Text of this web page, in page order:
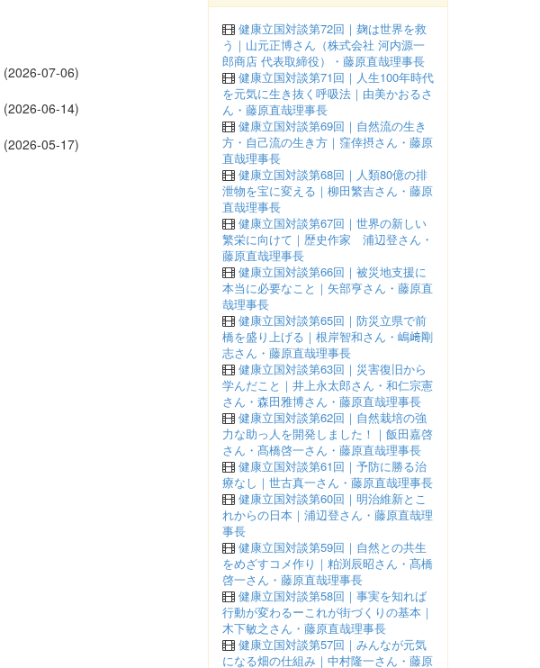
(2026-07-06)
(2026-06-14)
(2026-05-17)
健康立国対談第72回｜麹は世界を救
う｜山元正博さん（株式会社 河内源一
郎商店 代表取締役）・藤原直哉理事長
健康立国対談第71回｜人生100年時代
を元気に生き抜く呼吸法｜由美かおるさ
ん・藤原直哉理事長
健康立国対談第69回｜自然流の生き
方・自己流の生き方｜窪倖摂さん・藤原
直哉理事長
健康立国対談第68回｜人類80億の排
泄物を宝に変える｜柳田繁吉さん・藤原
直哉理事長
健康立国対談第67回｜世界の新しい
繁栄に向けて｜歴史作家 浦辺登さん・
藤原直哉理事長
健康立国対談第66回｜被災地支援に
本当に必要なこと｜矢部亨さん・藤原直
哉理事長
健康立国対談第65回｜防災立県で前
橋を盛り上げる｜根岸智和さん・嶋﨑剛
志さん・藤原直哉理事長
健康立国対談第63回｜災害復旧から
学んだこと｜井上永太郎さん・和仁宗憲
さん・森田雅博さん・藤原直哉理事長
健康立国対談第62回｜自然栽培の強
力な助っ人を開発しました！｜飯田嘉啓
さん・髙橋啓一さん・藤原直哉理事長
健康立国対談第61回｜予防に勝る治
療なし｜世古真一さん・藤原直哉理事長
健康立国対談第60回｜明治維新とこ
れからの日本｜浦辺登さん・藤原直哉理
事長
健康立国対談第59回｜自然との共生
をめざすコメ作り｜粕渕辰昭さん・髙橋
啓一さん・藤原直哉理事長
健康立国対談第58回｜事実を知れば
行動が変わるーこれが街づくりの基本｜
木下敏之さん・藤原直哉理事長
健康立国対談第57回｜みんなが元気
になる畑の仕組み｜中村隆一さん・藤原